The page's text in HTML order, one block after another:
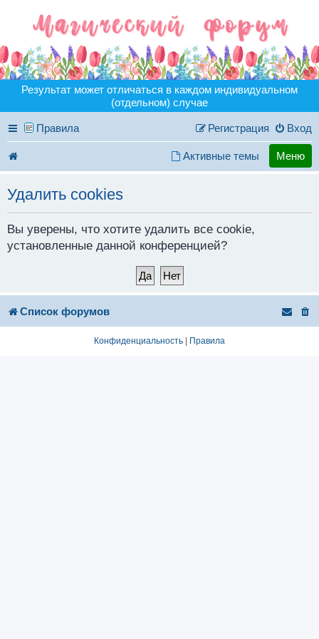
Результат может отличаться в каждом индивидуальном
(отдельном) случае
Правила Вход
Регистрация
Активные темы Меню
Удалить cookies
Вы уверены, что хотите удалить все cookie,
установленные данной конференцией?
Список форумов
Конфиденциальность | Правила